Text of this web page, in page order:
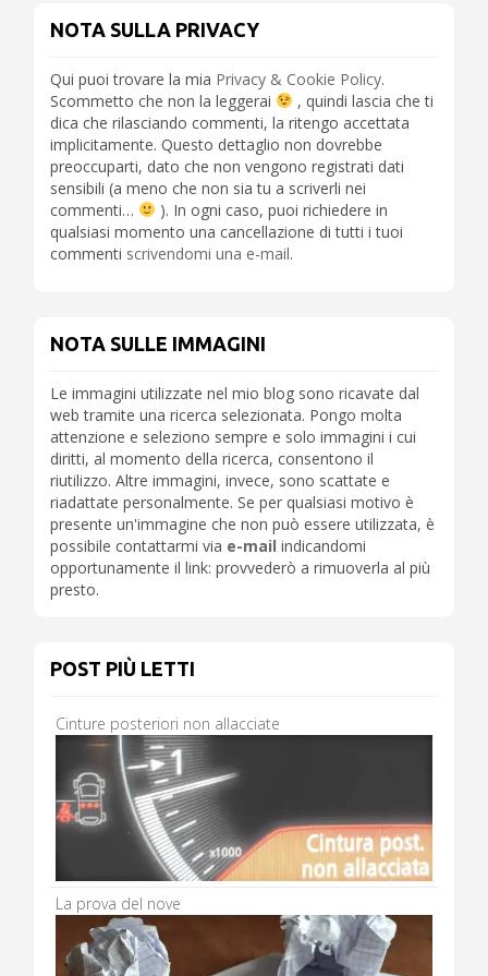
NOTA SULLA PRIVACY
Qui puoi trovare la mia Privacy & Cookie Policy.
Scommetto che non la leggerai
, quindi lascia che ti
dica che rilasciando commenti, la ritengo accettata
implicitamente. Questo dettaglio non dovrebbe
preoccuparti, dato che non vengono registrati dati
sensibili (a meno che non sia tu a scriverli nei
commenti…
). In ogni caso, puoi richiedere in
qualsiasi momento una cancellazione di tutti i tuoi
commenti scrivendomi una e-mail.
NOTA SULLE IMMAGINI
Le immagini utilizzate nel mio blog sono ricavate dal
web tramite una ricerca selezionata. Pongo molta
attenzione e seleziono sempre e solo immagini i cui
diritti, al momento della ricerca, consentono il
riutilizzo. Altre immagini, invece, sono scattate e
riadattate personalmente. Se per qualsiasi motivo è
presente un'immagine che non può essere utilizzata, è
possibile contattarmi via e-mail indicandomi
opportunamente il link: provvederò a rimuoverla al più
presto.
POST PIÙ LETTI
Cinture posteriori non allacciate
La prova del nove